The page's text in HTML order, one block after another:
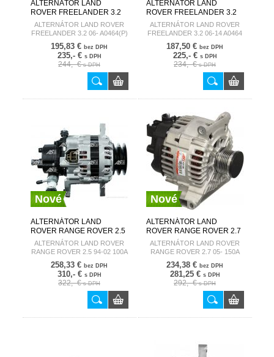
ALTERNÁTOR LAND
ROVER FREELANDER 3.2
06- A0464(P)
AUTOSTARTER
ALTERNÁTOR LAND ROVER
FREELANDER 3.2 06- A0464(P)
195,83 € bez DPH
235,- € s DPH
244,- €s DPH
ALTERNÁTOR LAND
ROVER FREELANDER 3.2
06-14 A0464 AUTOSTARTER
ALTERNÁTOR LAND ROVER
FREELANDER 3.2 06-14 A0464
187,50 € bez DPH
225,- € s DPH
234,- €s DPH
Nové
ALTERNÁTOR LAND
ROVER RANGE ROVER 2.5
94-02 100A A4055(DENSO)
AUTOSTARTER
ALTERNÁTOR LAND ROVER
RANGE ROVER 2.5 94-02 100A
A4055(DENSO)
258,33 € bez DPH
310,- € s DPH
322,- €s DPH
Nové
ALTERNÁTOR LAND
ROVER RANGE ROVER 2.7
05- 150A A6080
AUTOSTARTER
ALTERNÁTOR LAND ROVER
RANGE ROVER 2.7 05- 150A
A6080
234,38 € bez DPH
281,25 € s DPH
292,- €s DPH